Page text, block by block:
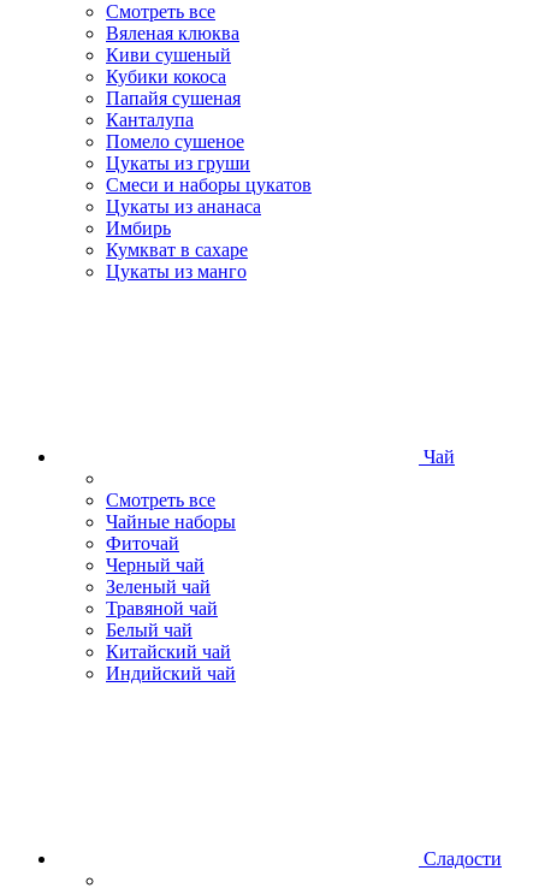
Смотреть все
Вяленая клюква
Киви сушеный
Кубики кокоса
Папайя сушеная
Канталупа
Помело сушеное
Цукаты из груши
Смеси и наборы цукатов
Цукаты из ананаса
Имбирь
Кумкват в сахаре
Цукаты из манго
Чай
Смотреть все
Чайные наборы
Фиточай
Черный чай
Зеленый чай
Травяной чай
Белый чай
Китайский чай
Индийский чай
Сладости